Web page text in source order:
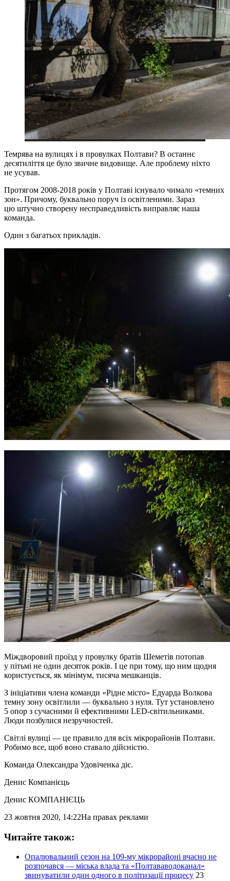
Темрява на вулицях і в провулках Полтави? В останнє
десятиліття це було звичне видовище. Але проблему ніхто
не усував.
Протягом 2008-2018 років у Полтаві існувало чимало «темних
зон». Причому, буквально поруч із освітленими. Зараз
цю штучно створену несправедливість виправляє наша
команда.
Один з багатьох прикладів.
Міждворовий проїзд у провулку братів Шеметів потопав
у пітьмі не один десяток років. І це при тому, що ним щодня
користується, як мінімум, тисяча мешканців.
З ініціативи члена команди «Рідне місто» Едуарда Волкова
темну зону освітлили — буквально з нуля. Тут установлено
5 опор з сучасними й ефективними LED-світильниками.
Люди позбулися незручностей.
Світлі вулиці — це правило для всіх мікрорайонів Полтави.
Робимо все, щоб воно ставало дійсністю.
Команда Олександра Удовіченка діє.
Денис Компанієць
Денис КОМПАНІЄЦЬ
23 жовтня 2020, 14:22На правах реклами
Читайте також:
Опалювальний сезон на 109-му мікрорайоні вчасно не
розпочався — міська влада та «Полтававодоканал»
звинуватили один одного в політизації процесу 23